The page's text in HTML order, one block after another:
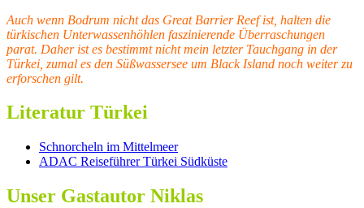
Auch wenn Bodrum nicht das Great Barrier Reef ist, halten die
türkischen Unterwassenhöhlen faszinierende Überraschungen
parat. Daher ist es bestimmt nicht mein letzter Tauchgang in der
Türkei, zumal es den Süßwassersee um Black Island noch weiter zu
erforschen gilt.
Literatur Türkei
Schnorcheln im Mittelmeer
ADAC Reiseführer Türkei Südküste
Unser Gastautor Niklas